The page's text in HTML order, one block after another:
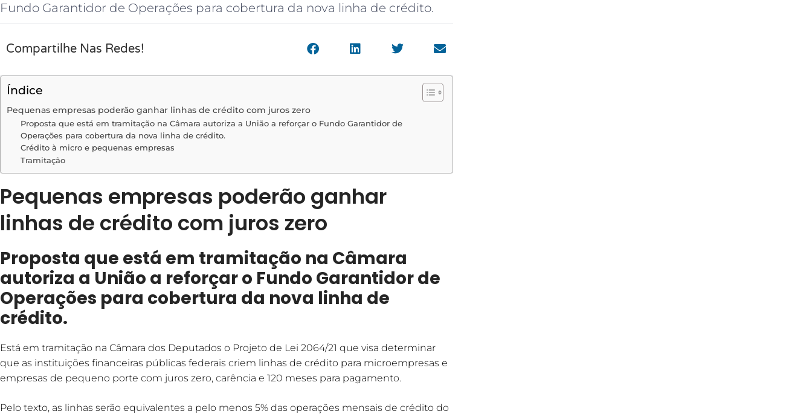
Fundo Garantidor de Operações para cobertura da nova linha de crédito.
Compartilhe Nas Redes!
Índice
Pequenas empresas poderão ganhar linhas de crédito com juros zero
Proposta que está em tramitação na Câmara autoriza a União a reforçar o Fundo Garantidor de
Operações para cobertura da nova linha de crédito.
Crédito à micro e pequenas empresas
Tramitação
Pequenas empresas poderão ganhar
linhas de crédito com juros zero
Proposta que está em tramitação na Câmara
autoriza a União a reforçar o Fundo Garantidor de
Operações para cobertura da nova linha de
crédito.
Está em tramitação na Câmara dos Deputados o Projeto de Lei 2064/21 que visa determinar
que as instituições financeiras públicas federais criem linhas de crédito para microempresas e
empresas de pequeno porte com juros zero, carência e 120 meses para pagamento.
Pelo texto, as linhas serão equivalentes a pelo menos 5% das operações mensais de crédito do